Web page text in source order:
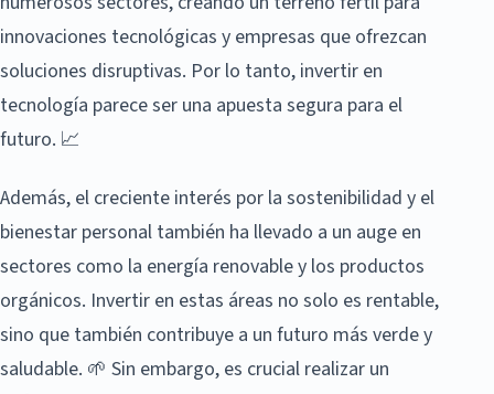
innovaciones tecnológicas y empresas que ofrezcan
soluciones disruptivas. Por lo tanto, invertir en
tecnología parece ser una apuesta segura para el
futuro. 📈
Además, el creciente interés por la sostenibilidad y el
bienestar personal también ha llevado a un auge en
sectores como la energía renovable y los productos
orgánicos. Invertir en estas áreas no solo es rentable,
sino que también contribuye a un futuro más verde y
saludable. 🌱 Sin embargo, es crucial realizar un